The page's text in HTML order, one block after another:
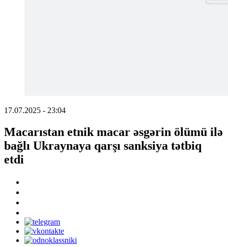
17.07.2025 - 23:04
Macarıstan etnik macar əsgərin ölümü ilə
bağlı Ukraynaya qarşı sanksiya tətbiq
etdi